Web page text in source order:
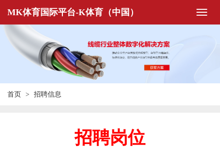
MK体育国际平台-K体育（中国）
首页 招聘信息
招聘岗位